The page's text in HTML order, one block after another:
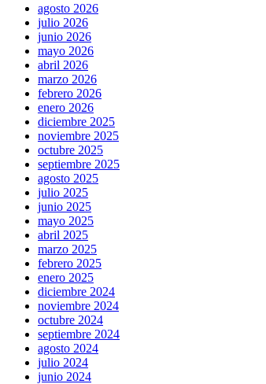
agosto 2026
julio 2026
junio 2026
mayo 2026
abril 2026
marzo 2026
febrero 2026
enero 2026
diciembre 2025
noviembre 2025
octubre 2025
septiembre 2025
agosto 2025
julio 2025
junio 2025
mayo 2025
abril 2025
marzo 2025
febrero 2025
enero 2025
diciembre 2024
noviembre 2024
octubre 2024
septiembre 2024
agosto 2024
julio 2024
junio 2024